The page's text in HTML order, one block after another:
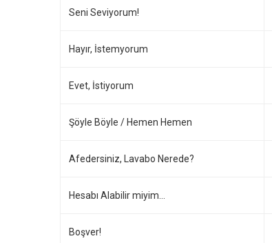
Seni Seviyorum!
Hayır, İstemyorum
Evet, İstiyorum
Şöyle Böyle / Hemen Hemen
Afedersiniz, Lavabo Nerede?
Hesabı Alabilir miyim…
Boşver!